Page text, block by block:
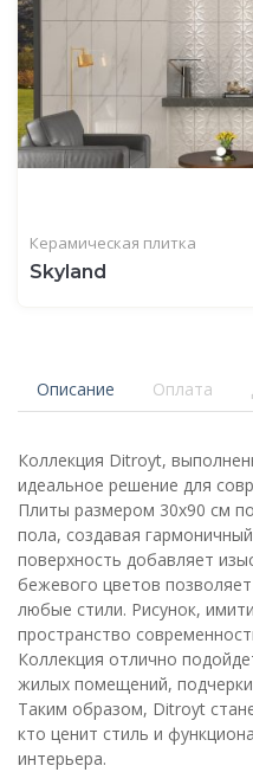
Керамическая плитка
Skyland
Описание Оплата
Коллекция Ditroyt,
идеальное решение для
Плиты размером 30x90 см
пола, создавая
поверхность добавляет
бежевого цветов
любые стили. Рисунок,
пространство
Коллекция отлично
жилых помещений,
Таким образом, Ditroyt
кто ценит стиль и
интерьера.